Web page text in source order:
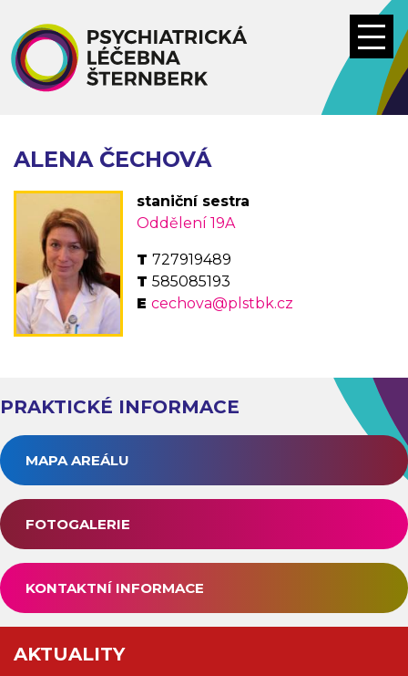
hlavnímu
obsahu
ALENA ČECHOVÁ
staniční sestra
Oddělení 19A
727919489
585085193
cechova@plstbk.cz
PRAKTICKÉ INFORMACE
MAPA AREÁLU
FOTOGALERIE
KONTAKTNÍ INFORMACE
AKTUALITY